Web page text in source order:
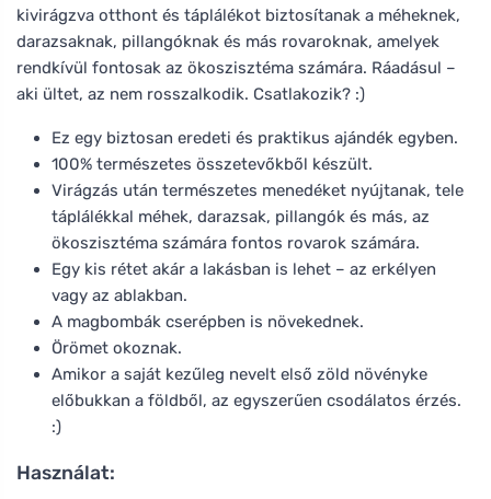
kivirágzva otthont és táplálékot biztosítanak a méheknek,
darazsaknak, pillangóknak és más rovaroknak, amelyek
rendkívül fontosak az ökoszisztéma számára. Ráadásul –
aki ültet, az nem rosszalkodik. Csatlakozik? :)
Ez egy biztosan eredeti és praktikus ajándék egyben.
100% természetes összetevőkből készült.
Virágzás után természetes menedéket nyújtanak, tele
táplálékkal méhek, darazsak, pillangók és más, az
ökoszisztéma számára fontos rovarok számára.
Egy kis rétet akár a lakásban is lehet – az erkélyen
vagy az ablakban.
A magbombák cserépben is növekednek.
Örömet okoznak.
Amikor a saját kezűleg nevelt első zöld növényke
előbukkan a földből, az egyszerűen csodálatos érzés.
:)
Használat: